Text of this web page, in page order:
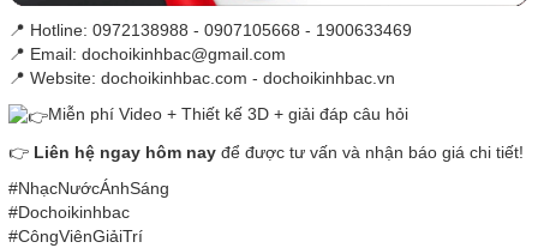
📍 Hotline: 0972138988 - 0907105668 - 1900633469
📍 Email: dochoikinhbac@gmail.com
📍 Website: dochoikinhbac.com - dochoikinhbac.vn
Miễn phí Video + Thiết kế 3D + giải đáp câu hỏi
👉 Liên hệ ngay hôm nay để được tư vấn và nhận báo giá chi tiết!
#NhạcNướcÁnhSáng
#Dochoikinhbac
#CôngViênGiảiTrí